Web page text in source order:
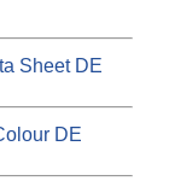
Sheet DE
DE